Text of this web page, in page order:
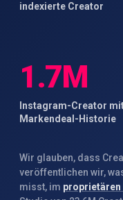
indexierte Creator
1.7M
Instagram-Creator
Markendeal-Historie
Wir glauben, dass
veröffentlichen wir,
misst, im proprietären